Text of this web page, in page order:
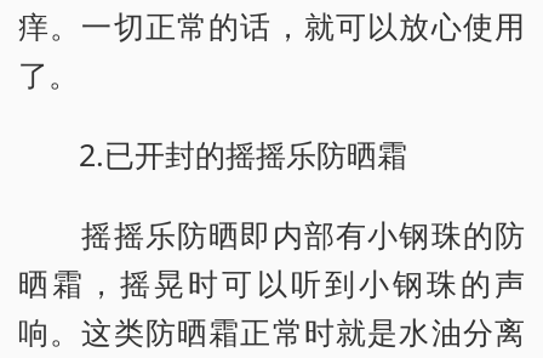
痒。一切正常的话，就可以放心使用
了。
2.已开封的摇摇乐防晒霜
摇摇乐防晒即内部有小钢珠的防
晒霜，摇晃时可以听到小钢珠的声
响。这类防晒霜正常时就是水油分离